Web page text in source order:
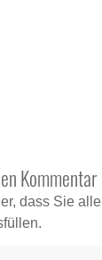
Kommentar
dass Sie alle